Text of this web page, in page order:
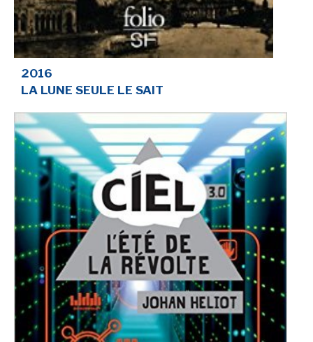
2016
LA LUNE SEULE LE SAIT